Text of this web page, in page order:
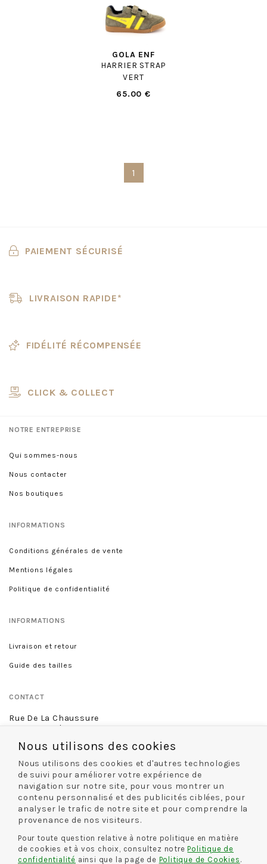
GOLA ENF
HARRIER STRAP
VERT
65.00 €
1
PAIEMENT SÉCURISÉ
LIVRAISON RAPIDE*
FIDÉLITÉ RÉCOMPENSÉE
CLICK & COLLECT
NOTRE ENTREPRISE
Qui sommes-nous
Nous contacter
Nos boutiques
INFORMATIONS
Conditions générales de vente
Mentions légales
Politique de confidentialité
INFORMATIONS
Livraison et retour
Guide des tailles
CONTACT
Rue De La Chaussure
46 rue Royale
02 38 68 60 13
NOS MODES DE LIVRAISON
NOS MODES DE PAIEMENT
Nous utilisons des cookies
Nous utilisons des cookies et d'autres technologies
de suivi pour améliorer votre expérience de
navigation sur notre site, pour vous montrer un
contenu personnalisé et des publicités ciblées, pour
analyser le trafic de notre site et pour comprendre la
provenance de nos visiteurs.
Pour toute question relative à notre politique en matière
de cookies et à vos choix, consultez notrePolitique de
confidentialité ainsi que la page de Politique de Cookies .